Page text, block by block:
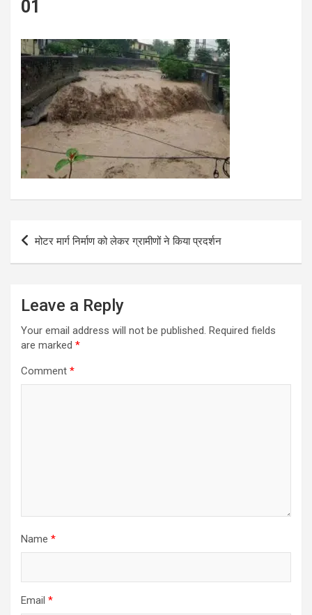
01
Post
मोटर मार्ग निर्माण को लेकर ग्रामीणों ने किया प्रदर्शन
Leave a Reply
Your email address will not be published. Required fields
are marked *
Comment *
Name *
Email *